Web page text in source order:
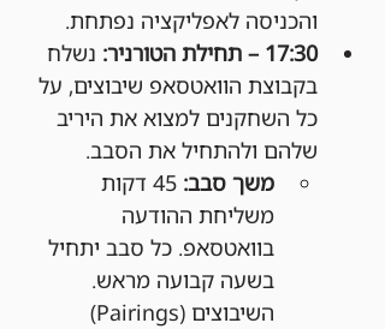
והכניסה לאפליקציה נפתחת.
17:30 – תחילת הטורניר:
נשלח
בקבוצת הוואטסאפ שיבוצים, על
כל השחקנים למצוא את היריב
שלהם ולהתחיל את הסבב.
משך סבב:
45 דקות
משליחת ההודעה
בוואטסאפ. כל סבב יתחיל
בשעה קבועה מראש.
השיבוצים (Pairings)